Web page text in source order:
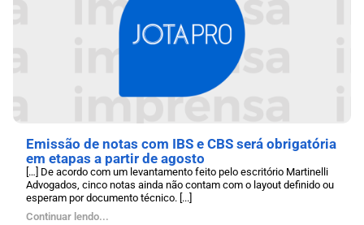
Emissão de notas com IBS e CBS será obrigatória
em etapas a partir de agosto
[…] De acordo com um levantamento feito pelo escritório Martinelli
Advogados, cinco notas ainda não contam com o layout definido ou
esperam por documento técnico. [...]
Continuar lendo...